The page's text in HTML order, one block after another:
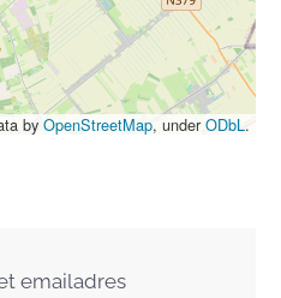
by OpenStreetMap, under ODbL.
emailadres